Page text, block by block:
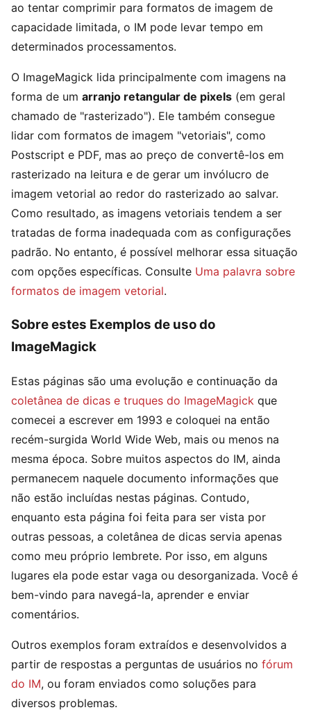
ao tentar comprimir para formatos de imagem de
capacidade limitada, o IM pode levar tempo em
determinados processamentos.
O ImageMagick lida principalmente com imagens na
forma de um arranjo retangular de pixels (em geral
chamado de "rasterizado"). Ele também consegue
lidar com formatos de imagem "vetoriais", como
Postscript e PDF, mas ao preço de convertê-los em
rasterizado na leitura e de gerar um invólucro de
imagem vetorial ao redor do rasterizado ao salvar.
Como resultado, as imagens vetoriais tendem a ser
tratadas de forma inadequada com as configurações
padrão. No entanto, é possível melhorar essa situação
com opções específicas. Consulte Uma palavra sobre
formatos de imagem vetorial.
Sobre estes Exemplos de uso do
ImageMagick
Estas páginas são uma evolução e continuação da
coletânea de dicas e truques do ImageMagick que
comecei a escrever em 1993 e coloquei na então
recém-surgida World Wide Web, mais ou menos na
mesma época. Sobre muitos aspectos do IM, ainda
permanecem naquele documento informações que
não estão incluídas nestas páginas. Contudo,
enquanto esta página foi feita para ser vista por
outras pessoas, a coletânea de dicas servia apenas
como meu próprio lembrete. Por isso, em alguns
lugares ela pode estar vaga ou desorganizada. Você é
bem-vindo para navegá-la, aprender e enviar
comentários.
Outros exemplos foram extraídos e desenvolvidos a
partir de respostas a perguntas de usuários no fórum
do IM, ou foram enviados como soluções para
diversos problemas.